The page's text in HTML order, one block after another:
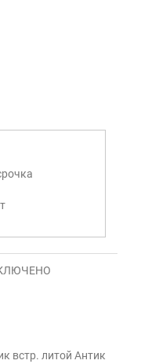
встр. литой Антик